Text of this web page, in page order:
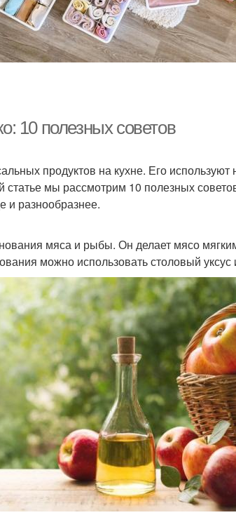
10 полезных советов
продуктов на кухне. Его используют
мы рассмотрим 10 полезных
и разнообразнее.
мяса и рыбы. Он делает мясо
можно использовать столовый уксус